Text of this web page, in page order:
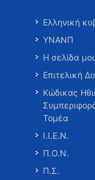
Ελληνική
ΥΝΑΝΠ
Η σελίδα
Επιτελική
Κώδικας
Τομέα
Ι.Ι.Ε.Ν.
Π.Ο.Ν.
Π.Σ.